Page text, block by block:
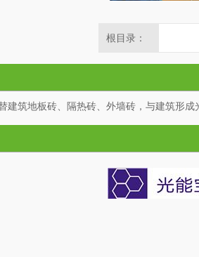
根目录：
筑地板砖、隔热砖、外墙砖，与建筑形